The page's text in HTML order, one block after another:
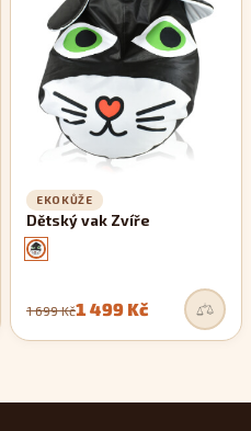
EKOKŮŽE
Dětský vak Zvíře
1 699 Kč1 499 Kč